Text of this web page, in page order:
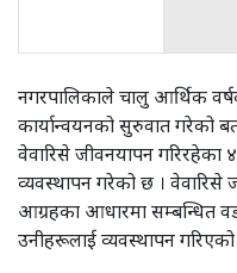
नगरपालिकाले चालु आर्थिक
कार्यान्वयनको सुरुवात गरेको
वेवारिसे जीवनयापन
व्यवस्थापन गरेको छ ।
आग्रहका आधारमा सम्बन्धित
उनीहरूलाई व्यवस्थापन